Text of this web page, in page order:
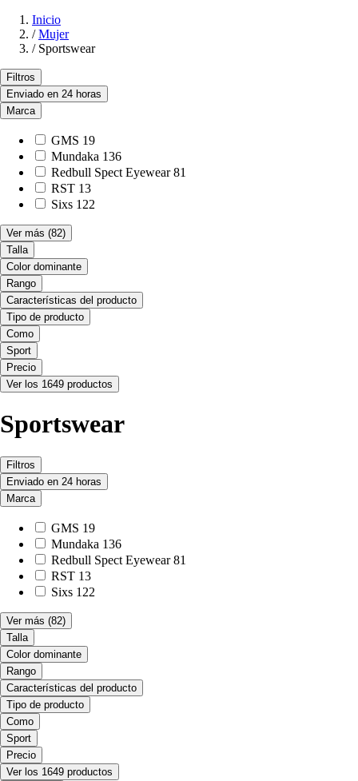
Inicio
/ Mujer
/ Sportswear
Filtros
Enviado en 24 horas
Marca
GMS 19
Mundaka 136
Redbull Spect Eyewear 81
RST 13
Sixs 122
Ver más (82)
Talla
Color dominante
Rango
Características del producto
Tipo de producto
Como
Sport
Precio
Ver los 1649 productos
Sportswear
Filtros
Enviado en 24 horas
Marca
GMS 19
Mundaka 136
Redbull Spect Eyewear 81
RST 13
Sixs 122
Ver más (82)
Talla
Color dominante
Rango
Características del producto
Tipo de producto
Como
Sport
Precio
Ver los 1649 productos